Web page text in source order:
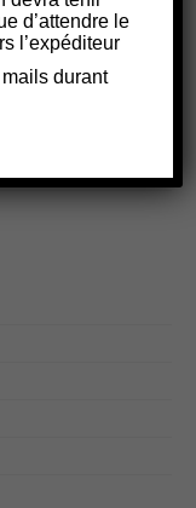
d’attendre le
l’expéditeur
durant